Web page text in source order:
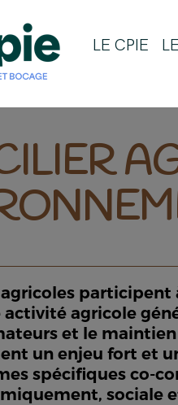
LE CPIE
agricole
et le
un enjeu fort et
spécifiques co-
sociale